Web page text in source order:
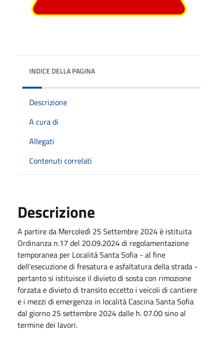
INDICE DELLA PAGINA
Descrizione
A cura di
Allegati
Contenuti correlati
Descrizione
A partire da Mercoledì 25 Settembre 2024 è istituita
Ordinanza n.17 del 20.09.2024 di regolamentazione
temporanea per Località Santa Sofia - al fine
dell'esecuzione di fresatura e asfaltatura della strada -
pertanto si istituisce il divieto di sosta con rimozione
forzata e divieto di transito eccetto i veicoli di cantiere
e i mezzi di emergenza in località Cascina Santa Sofia
dal giorno 25 settembre 2024 dalle h. 07.00 sino al
termine dei lavori.